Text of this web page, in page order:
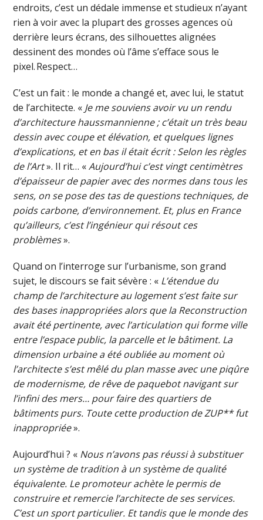
endroits, c’est un dédale immense et studieux n’ayant
rien à voir avec la plupart des grosses agences où
derrière leurs écrans, des silhouettes alignées
dessinent des mondes où l’âme s’efface sous le
pixel. Respect…
C’est un fait : le monde a changé et, avec lui, le statut
de l’architecte. « Je me souviens avoir vu un rendu
d’architecture haussmannienne ; c’était un très beau
dessin avec coupe et élévation, et quelques lignes
d’explications, et en bas il était écrit : Selon les règles
de l’Art». Il rit… «Aujourd’hui c’est vingt centimètres
d’épaisseur de papier avec des normes dans tous les
sens, on se pose des tas de questions techniques, de
poids carbone, d’environnement. Et, plus en France
qu’ailleurs, c’est l’ingénieur qui résout ces
problèmes».
Quand on l’interroge sur l’urbanisme, son grand
sujet, le discours se fait sévère : « L’étendue du
champ de l’architecture au logement s’est faite sur
des bases inappropriées alors que la Reconstruction
avait été pertinente, avec l’articulation qui forme ville
entre l’espace public, la parcelle et le bâtiment. La
dimension urbaine a été oubliée au moment où
l’architecte s’est mêlé du plan masse avec une piqûre
de modernisme, de rêve de paquebot navigant sur
l’infini des mers… pour faire des quartiers de
bâtiments purs. Toute cette production de ZUP**fut
inappropriée».
Aujourd’hui ? « Nous n’avonspas réussi à substituer
un système de tradition à un système de qualité
équivalente. Le promoteur achète le permis de
construire et remercie l’architecte deses services.
C’est un sport particulier. Et tandis que le monde des